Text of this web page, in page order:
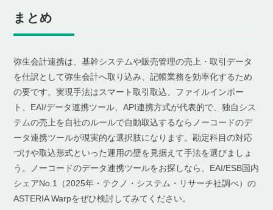
まとめ
弥生会計連携は、基幹システムや販売管理の売上・取引データ
を仕訳として弥生会計へ取り込み、記帳業務を効率化するため
の要です。実現手法はスマート取引取込、ファイルインポー
ト、EAI/データ連携ツール、API連携方式が代表的で、独自シス
テムの売上を自社のルールで自動取込するならノーコードのデ
ータ連携ツールが現実的な選択肢になります。勘定科目の対応
づけや取込形式といった運用の壁を見据えて手法を選びましょ
う。ノーコードのデータ連携ツールをお探しなら、EAI/ESB国内
シェアNo.1（2025年・テクノ・システム・リサーチ社調べ）の
ASTERIA Warpをぜひ検討してみてください。